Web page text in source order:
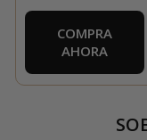
COMPRA
AHORA